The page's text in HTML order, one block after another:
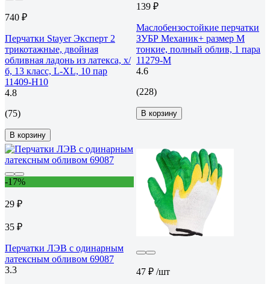
740 ₽
Перчатки Stayer Эксперт 2
трикотажные, двойная
обливная ладонь из латекса, х/
б, 13 класс, L-XL, 10 пар
11409-H10
4.8
(75)
В корзину
139 ₽
Маслобензостойкие перчатки
ЗУБР Механик+ размер M
тонкие, полный облив, 1 пара
11279-M
4.6
(228)
В корзину
-17%
29 ₽
35 ₽
Перчатки ЛЭВ с одинарным
латексным обливом 69087
3.3
47 ₽ /шт